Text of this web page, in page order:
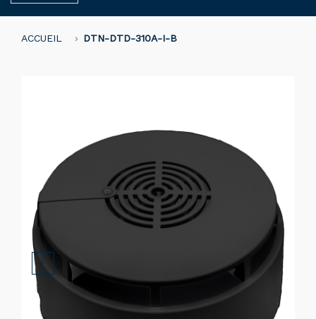
ACCUEIL DTN-DTD-310A-I-B